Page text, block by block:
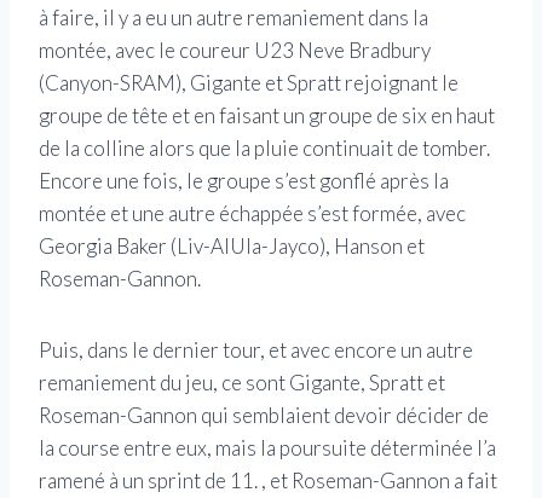
à faire, il y a eu un autre remaniement dans la
montée, avec le coureur U23 Neve Bradbury
(Canyon-SRAM), Gigante et Spratt rejoignant le
groupe de tête et en faisant un groupe de six en haut
de la colline alors que la pluie continuait de tomber.
Encore une fois, le groupe s’est gonflé après la
montée et une autre échappée s’est formée, avec
Georgia Baker (Liv-AlUla-Jayco), Hanson et
Roseman-Gannon.
Puis, dans le dernier tour, et avec encore un autre
remaniement du jeu, ce sont Gigante, Spratt et
Roseman-Gannon qui semblaient devoir décider de
la course entre eux, mais la poursuite déterminée l’a
ramené à un sprint de 11. , et Roseman-Gannon a fait